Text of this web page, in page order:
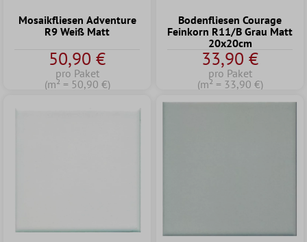
Mosaikfliesen Adventure
R9 Weiß Matt
50,90 €
pro Paket
(m² = 50,90 €)
Bodenfliesen Courage
Feinkorn R11/B Grau Matt
20x20cm
33,90 €
pro Paket
(m² = 33,90 €)